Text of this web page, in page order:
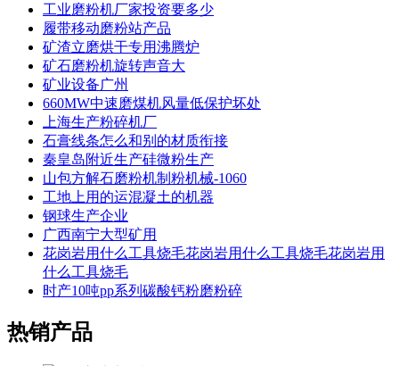
工业磨粉机厂家投资要多少
履带移动磨粉站产品
矿渣立磨烘干专用沸腾炉
矿石磨粉机旋转声音大
矿业设备广州
660MW中速磨煤机风量低保护坏处
上海生产粉碎机厂
石膏线条怎么和别的材质衔接
秦皇岛附近生产硅微粉生产
山包方解石磨粉机制粉机械-1060
工地上用的运混凝土的机器
钢球生产企业
广西南宁大型矿用
花岗岩用什么工具烧毛花岗岩用什么工具烧毛花岗岩用
什么工具烧毛
时产10吨pp系列碳酸钙粉磨粉碎
热销产品